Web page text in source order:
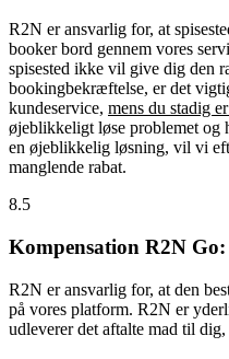
R2N er ansvarlig for, at
booker bord gennem vores
spisested ikke vil give dig den
bookingbekræftelse, er det
kundeservice, mens du stadig
øjeblikkeligt løse problemet og
en øjeblikkelig løsning, vil vi
manglende rabat.
8.5
Kompensation R2N Go:
R2N er ansvarlig for, at den
på vores platform. R2N er
udleverer det aftalte mad til